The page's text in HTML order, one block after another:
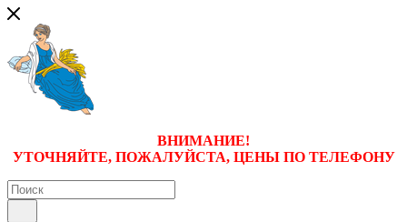
ВНИМАНИЕ!
УТОЧНЯЙТЕ, ПОЖАЛУЙСТА, ЦЕНЫ ПО ТЕЛЕФОНУ